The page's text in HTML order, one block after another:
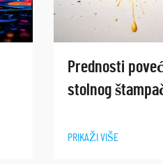
Prednosti
stolnog
PRIKAŽI VIŠE